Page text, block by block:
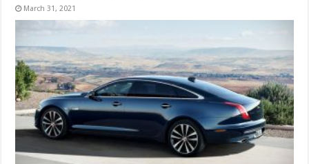
March 31, 2021